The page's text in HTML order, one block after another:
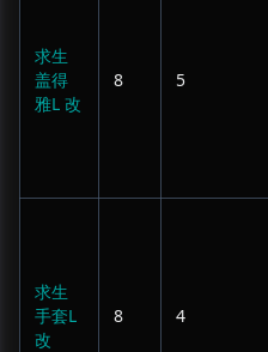
求生
盖得
雅L 改
8 5
求生
手套L
改
8 4